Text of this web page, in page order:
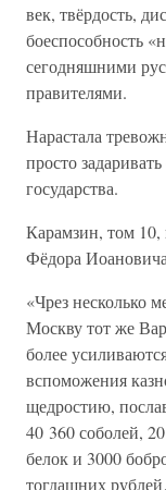
век, твёрдость,
боеспособность
сегодняшними
правителями.
Нарастала
просто
государства.
Карамзин, том 10,
Фёдора
«Чрез несколько
Москву тот же
более
вспоможения
щедростию,
40 360 соболей,
белок и 3000
тогдашних